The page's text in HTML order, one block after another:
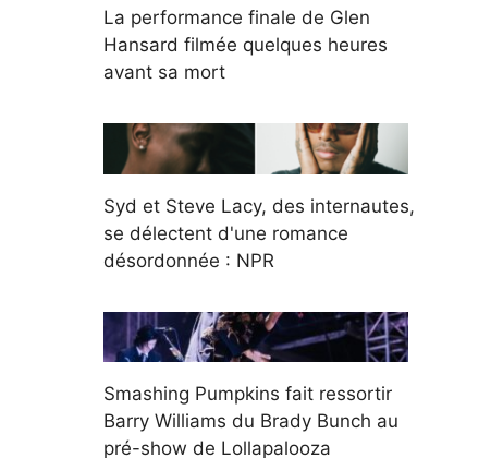
La performance finale de Glen
Hansard filmée quelques heures
avant sa mort
Syd et Steve Lacy, des internautes,
se délectent d'une romance
désordonnée : NPR
Smashing Pumpkins fait ressortir
Barry Williams du Brady Bunch au
pré-show de Lollapalooza